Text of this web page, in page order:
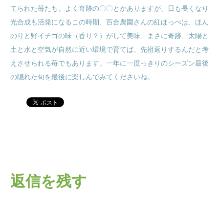
てられた苺たち。よく奇跡の〇〇とかありますが、日も長くなり
光合成も活発になるこの時期、百合農園さんの紅ほっぺは、ほん
のりと野イチゴの味（香り？）がして美味、まさに奇跡、太陽と
土と水と空気が自然に近い環境で育てば、先祖返りするんだと考
えさせられる苺でもあります。一年に一度っきりのシーズン最後
の隠れた旬を最後に楽しんでみてくださいね。
返信を残す